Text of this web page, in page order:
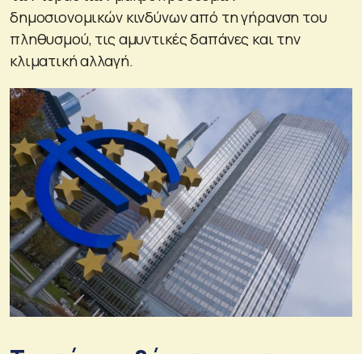
δημοσιονομικών κινδύνων από τη γήρανση του
πληθυσμού, τις αμυντικές δαπάνες και την
κλιματική αλλαγή.